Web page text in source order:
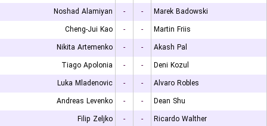
Noshad Alamiyan
- -
Marek Badowski
Cheng-Jui Kao
- -
Martin Friis
Nikita Artemenko
- -
Akash Pal
Tiago Apolonia
- -
Deni Kozul
Luka Mladenovic
- -
Alvaro Robles
Andreas Levenko
- -
Dean Shu
Filip Zeljko
- -
Ricardo Walther